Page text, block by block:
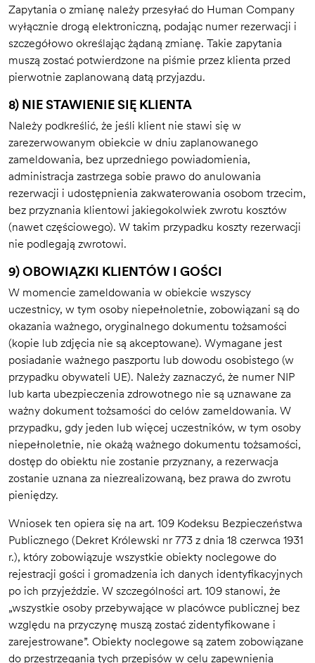
Zapytania o zmianę należy przesyłać do Human Company
wyłącznie drogą elektroniczną, podając numer rezerwacji i
szczegółowo określając żądaną zmianę. Takie zapytania
muszą zostać potwierdzone na piśmie przez klienta przed
pierwotnie zaplanowaną datą przyjazdu.
8) NIE STAWIENIE SIĘ KLIENTA
Należy podkreślić, że jeśli klient nie stawi się w
zarezerwowanym obiekcie w dniu zaplanowanego
zameldowania, bez uprzedniego powiadomienia,
administracja zastrzega sobie prawo do anulowania
rezerwacji i udostępnienia zakwaterowania osobom trzecim,
bez przyznania klientowi jakiegokolwiek zwrotu kosztów
(nawet częściowego). W takim przypadku koszty rezerwacji
nie podlegają zwrotowi.
9) OBOWIĄZKI KLIENTÓW I GOŚCI
W momencie zameldowania w obiekcie wszyscy
uczestnicy, w tym osoby niepełnoletnie, zobowiązani są do
okazania ważnego, oryginalnego dokumentu tożsamości
(kopie lub zdjęcia nie są akceptowane). Wymagane jest
posiadanie ważnego paszportu lub dowodu osobistego (w
przypadku obywateli UE). Należy zaznaczyć, że numer NIP
lub karta ubezpieczenia zdrowotnego nie są uznawane za
ważny dokument tożsamości do celów zameldowania. W
przypadku, gdy jeden lub więcej uczestników, w tym osoby
niepełnoletnie, nie okażą ważnego dokumentu tożsamości,
dostęp do obiektu nie zostanie przyznany, a rezerwacja
zostanie uznana za niezrealizowaną, bez prawa do zwrotu
pieniędzy.
Wniosek ten opiera się na art. 109 Kodeksu Bezpieczeństwa
Publicznego (Dekret Królewski nr 773 z dnia 18 czerwca 1931
r.), który zobowiązuje wszystkie obiekty noclegowe do
rejestracji gości i gromadzenia ich danych identyfikacyjnych
po ich przyjeździe. W szczególności art. 109 stanowi, że
„wszystkie osoby przebywające w placówce publicznej bez
względu na przyczynę muszą zostać zidentyfikowane i
zarejestrowane”. Obiekty noclegowe są zatem zobowiązane
do przestrzegania tych przepisów w celu zapewnienia